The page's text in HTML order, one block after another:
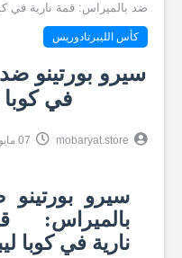
ضد بالميراس: قمة نارية في
كأس الليبرتادوريس
سيرو بورتينو
في كوبا
mobaryat.store
سيرو بورتينو
بالميراس:
نارية في كوبا